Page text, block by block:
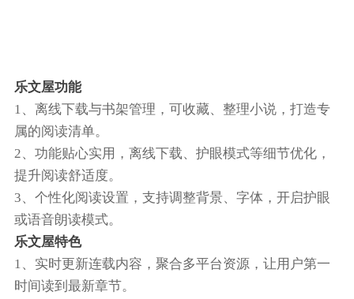
乐文屋功能
1、离线下载与书架管理，可收藏、整理小说，打造专
属的阅读清单。
2、功能贴心实用，离线下载、护眼模式等细节优化，
提升阅读舒适度。
3、个性化阅读设置，支持调整背景、字体，开启护眼
或语音朗读模式。
乐文屋特色
1、实时更新连载内容，聚合多平台资源，让用户第一
时间读到最新章节。